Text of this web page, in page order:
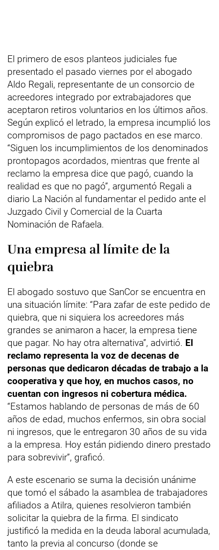
El primero de esos planteos judiciales fue
presentado el pasado viernes por el abogado
Aldo Regali, representante de un consorcio de
acreedores integrado por extrabajadores que
aceptaron retiros voluntarios en los últimos años.
Según explicó el letrado, la empresa incumplió los
compromisos de pago pactados en ese marco.
“Siguen los incumplimientos de los denominados
prontopagos acordados, mientras que frente al
reclamo la empresa dice que pagó, cuando la
realidad es que no pagó”, argumentó Regali a
diario La Nación al fundamentar el pedido ante el
Juzgado Civil y Comercial de la Cuarta
Nominación de Rafaela.
Una empresa al límite de la
quiebra
El abogado sostuvo que SanCor se encuentra en
una situación límite: “Para zafar de este pedido de
quiebra, que ni siquiera los acreedores más
grandes se animaron a hacer, la empresa tiene
que pagar. No hay otra alternativa”, advirtió. El
reclamo representa la voz de decenas de
personas que dedicaron décadas de trabajo a la
cooperativa y que hoy, en muchos casos, no
cuentan con ingresos ni cobertura médica.
“Estamos hablando de personas de más de 60
años de edad, muchos enfermos, sin obra social
ni ingresos, que le entregaron 30 años de su vida
a la empresa. Hoy están pidiendo dinero prestado
para sobrevivir”, graficó.
A este escenario se suma la decisión unánime
que tomó el sábado la asamblea de trabajadores
afiliados a Atilra, quienes resolvieron también
solicitar la quiebra de la firma. El sindicato
justificó la medida en la deuda laboral acumulada,
tanto la previa al concurso (donde se